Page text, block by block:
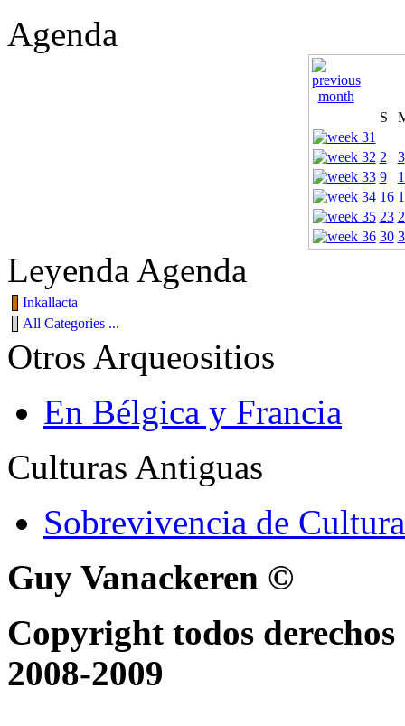
Agenda
S
2
3
9
16
23
30
Leyenda Agenda
Inkallacta
All Categories ...
Otros Arqueositios
En Bélgica y Francia
Culturas Antiguas
Sobrevivencia de
Guy Vanackeren ©
Copyright todos
2008-2009